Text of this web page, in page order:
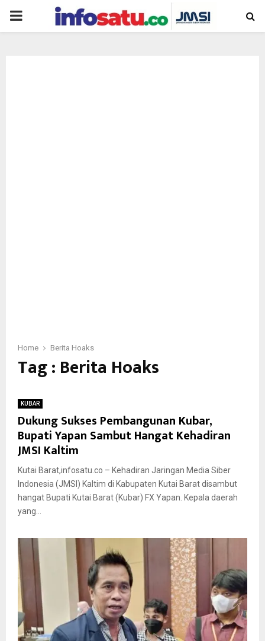
PRIMARY
Home Berita Hoaks
Tag : Berita Hoaks
KUBAR
Dukung Sukses Pembangunan Kubar,
Bupati Yapan Sambut Hangat Kehadiran
JMSI Kaltim
Kutai Barat,infosatu.co – Kehadiran Jaringan Media Siber
Indonesia (JMSI) Kaltim di Kabupaten Kutai Barat disambut
hangat Bupati Kutai Barat (Kubar) FX Yapan. Kepala daerah
yang...